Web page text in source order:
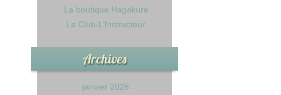
La boutique Hagakure
Le Club-L’Instructeur
Archives
janvier 2026